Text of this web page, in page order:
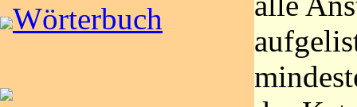
Wörterbuch